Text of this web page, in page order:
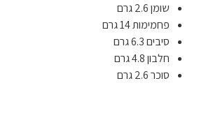
שומן 2.6 גרם
פחמימות 14 גרם
סיבים 6.3 גרם
חלבון 4.8 גרם
סוכר 2.6 גרם